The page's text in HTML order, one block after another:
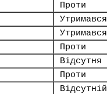
Проти
Утримався
Утримався
Проти
Відсутня
Проти
Відсутній